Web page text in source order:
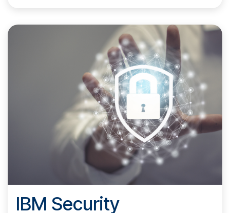
IBM Security